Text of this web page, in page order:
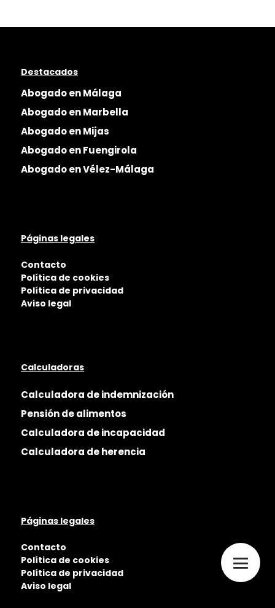
Destacados
Abogado en Málaga
Abogado en Marbella
Abogado en Mijas
Abogado en Fuengirola
Abogado en Vélez-Málaga
Páginas legales
Contacto
Política de cookies
Política de privacidad
Aviso legal
Calculadoras
Calculadora de indemnización
Pensión de alimentos
Calculadora de incapacidad
Calculadora de herencia
Páginas legales
Contacto
Política de cookies
Política de privacidad
Aviso legal